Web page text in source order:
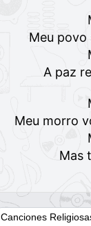
Meu povo
A paz
Meu morro
Mas
Canciones